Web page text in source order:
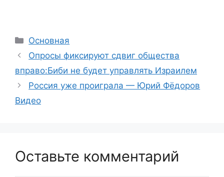
Рубрики
Основная
Опросы фиксируют сдвиг общества
вправо:Биби не будет управлять Израилем
Россия уже проиграла — Юрий Фёдоров
Видео
Оставьте комментарий